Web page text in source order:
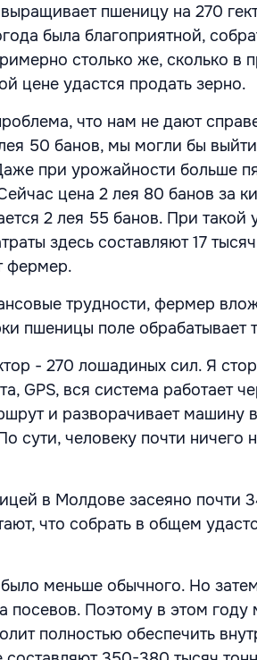
пшеницу на 270
была благоприятной,
столько же, сколько
цене удастся продать зерно.
что нам не дают
50 банов, мы могли бы
при урожайности больше
цена 2 лея 80 банов за
2 лея 55 банов. При такой
здесь составляют 17
фермер.
трудности, фермер
пшеницы поле обрабатывает
- 270 лошадиных сил. Я
GPS, вся система работает
и разворачивает машину
сути, человеку почти ничего
в Молдове засеяно почти
что собрать в общем
меньше обычного. Но
посевов. Поэтому в этом
полностью обеспечить